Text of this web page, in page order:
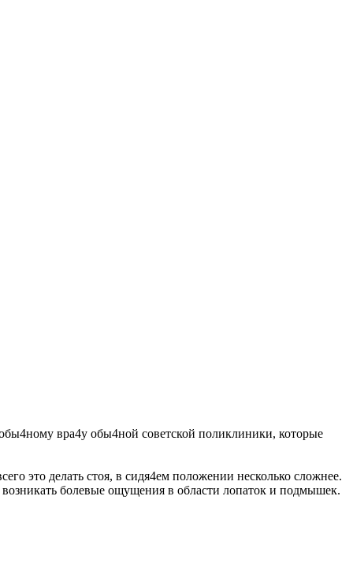
вра4у обы4ной советской поликлиники, которые
это делать стоя, в сидя4ем положении несколько сложнее.
возникать болевые ощущения в области лопаток и подмышек.